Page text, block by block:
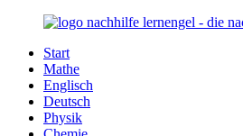
Zurück
Inhalt
Nachhilfe-
Lernengel.de
Unsere
Nachhilfe-
Eule
berät
Start
Mathe
Englisch
Deutsch
Physik